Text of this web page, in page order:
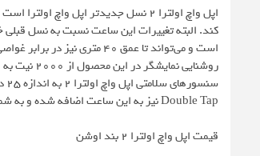
اپل واچ اولترا 2 نسل جدیدتر اپل
است و می‌تواند تا عمق 40 متری نیز در برابر غواصی کردن مقاومت کند.
Double Tap نیز به این ساعت اضافه شده و به شما امکان می‌دهد تا با یک دست هم با این ساعت کار کنید.
قیمت اپل واچ اولترا 2 بند اوشن